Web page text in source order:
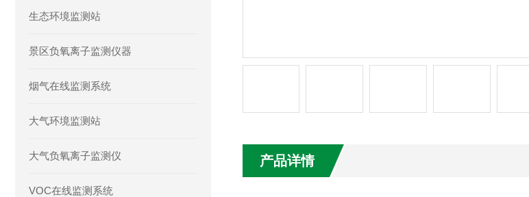
生态环境监测站
景区负氧离子监测仪器
烟气在线监测系统
大气环境监测站
大气负氧离子监测仪
VOC在线监测系统
产品详情